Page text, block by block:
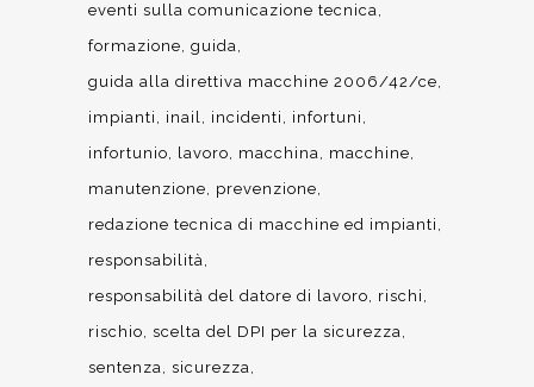
eventi sulla comunicazione tecnica
formazione guida
guida alla direttiva macchine 2006/42/ce
impianti
inail incidenti
infortuni
infortunio
lavoro macchina
macchine
manutenzione
prevenzione
redazione tecnica di macchine ed impianti
responsabilità
responsabilità del datore di lavoro
rischi
rischio scelta del DPI per la sicurezza
sentenza sicurezza